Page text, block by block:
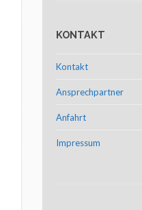
KONTAKT
Kontakt
Ansprechpartner
Anfahrt
Impressum